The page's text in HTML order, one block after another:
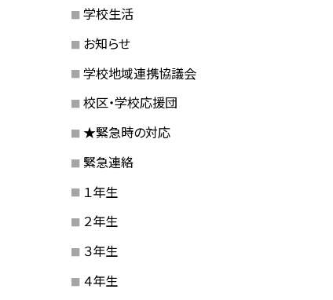
学校生活
お知らせ
学校地域連携協議会
校区・学校応援団
★緊急時の対応
緊急連絡
１年生
２年生
３年生
４年生